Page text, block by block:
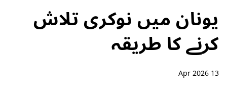
یونان میں نوکری تلاش
کرنے کا طریقہ
13 Apr 2026